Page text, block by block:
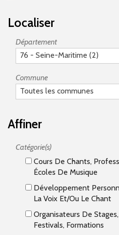
Localiser
Département
76 - Seine-Maritime (2)
Commune
Toutes les communes
Affiner
Catégorie(s)
Cours De Chants,
Écoles De Musique
Développement
La Voix Et/ou Le Chant
Organisateurs De Stages,
Festivals, Formations